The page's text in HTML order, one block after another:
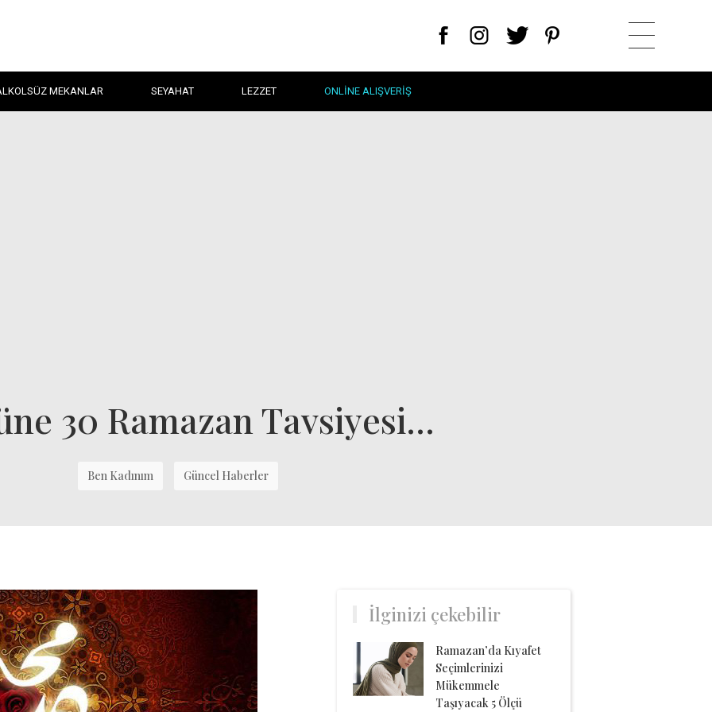
MEKANLAR SEYAHAT LEZZET ONLINE ALIŞVERIŞ
30 Ramazan Tavsiyesi…
Ben Kadınım Güncel Haberler
İlginizi çekebilir
Ramazan’da Kıyafet
Seçimlerinizi
Mükemmele
Taşıyacak 5 Ölçü